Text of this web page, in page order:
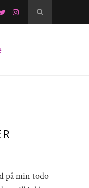
på min todo